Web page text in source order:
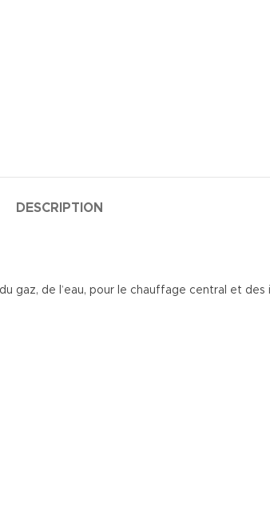
DESCRIPTION
de l’eau, pour le chauffage central et des